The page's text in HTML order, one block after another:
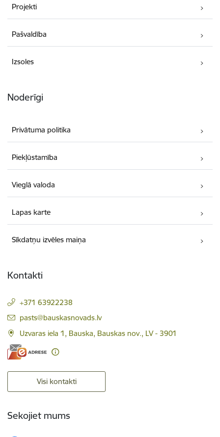
Projekti
Pašvaldība
Izsoles
Noderīgi
Privātuma politika
Piekļūstamība
Vieglā valoda
Lapas karte
Sīkdatņu izvēles maiņa
Kontakti
+371 63922238
E-pasts:
pasts@bauskasnovads.lv
Uzvaras iela 1, Bauska, Bauskas nov., LV - 3901
Visi kontakti
Sekojiet mums